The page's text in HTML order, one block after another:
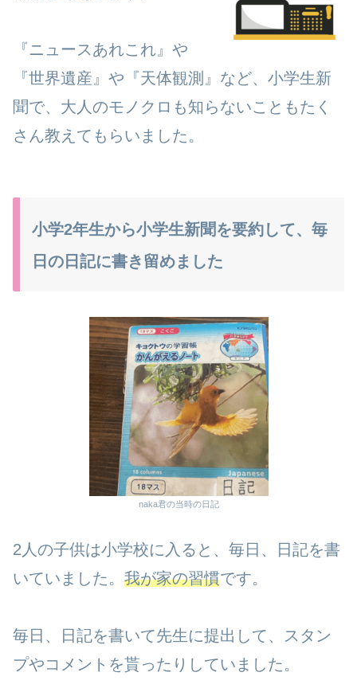
『ニュースあれこれ』や
『世界遺産』や『天体観測』など、小学生新
聞で、大人のモノクロも知らないこともたく
さん教えてもらいました。
小学2年生から小学生新聞を要約して、毎
日の日記に書き留めました
naka君の当時の日記
2人の子供は小学校に入ると、毎日、日記を書
いていました。 我が家の習慣です。
毎日、日記を書いて先生に提出して、スタン
プやコメントを貰ったりしていました。